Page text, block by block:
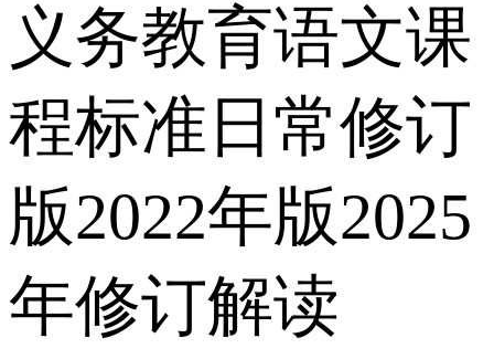
义务教育语文课
程标准日常修订
版2022年版2025
年修订解读